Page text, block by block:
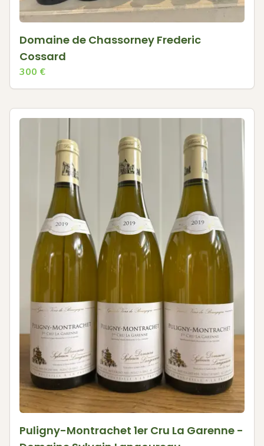
Domaine de Chassorney Frederic
Cossard
300 €
Puligny-Montrachet 1er Cru La Garenne -